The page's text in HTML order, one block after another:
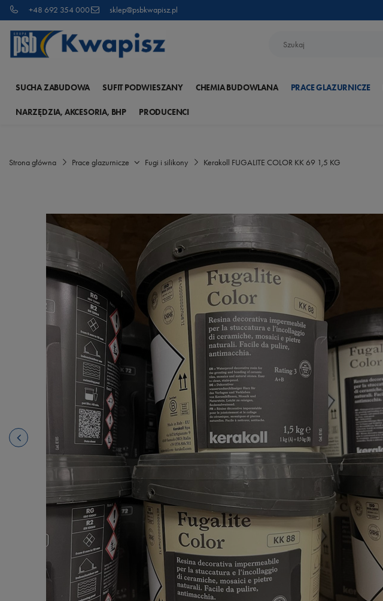
+48 692 354 000 sklep@psbkwapisz.pl
SUCHA ZABUDOWA SUFIT PODWIESZANY CHEMIA BUDOWLANA PRACE GLAZURNICZE
NARZĘDZIA, AKCESORIA, BHP PRODUCENCI
Strona główna Prace glazurnicze Fugi i silikony Kerakoll FUGALITE COLOR KK 69 1,5 KG